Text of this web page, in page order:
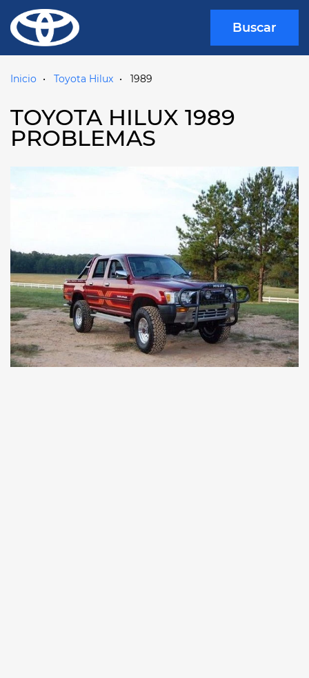
Buscar
Inicio Toyota Hilux 1989
TOYOTA HILUX 1989
PROBLEMAS